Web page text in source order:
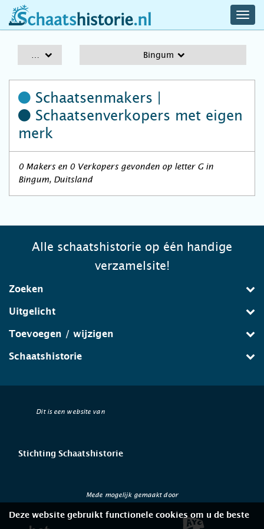
schaatshistorie.nl
Bingum
Schaatsenmakers |
Schaatsenverkopers met eigen
merk
0 Makers en 0 Verkopers gevonden op letter G in
Bingum, Duitsland
Alle schaatshistorie op één handige
verzamelsite!
Zoeken
Uitgelicht
Toevoegen / wijzigen
Schaatshistorie
Dit is een website van
Stichting Schaatshistorie
Mede mogelijk gemaakt door
Deze website gebruikt functionele cookies om u de beste